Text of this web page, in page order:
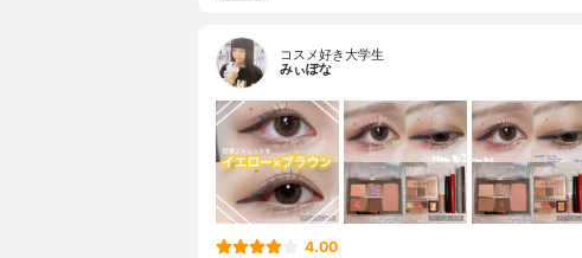
コスメ好き大学生
みぃぽな
4.00